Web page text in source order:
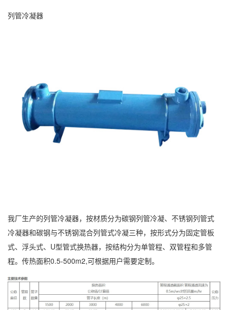
列管冷凝器
我厂生产的列管冷凝器，按材质分为碳钢列管冷凝、不锈钢列管式
冷凝器和碳钢与不锈钢混合列管式冷凝三种，按形式分为固定管板
式、浮头式、U型管式换热器，按结构分为单管程、双管程和多管
程。传热面积0.5-500m2,可根据用户需要定制。